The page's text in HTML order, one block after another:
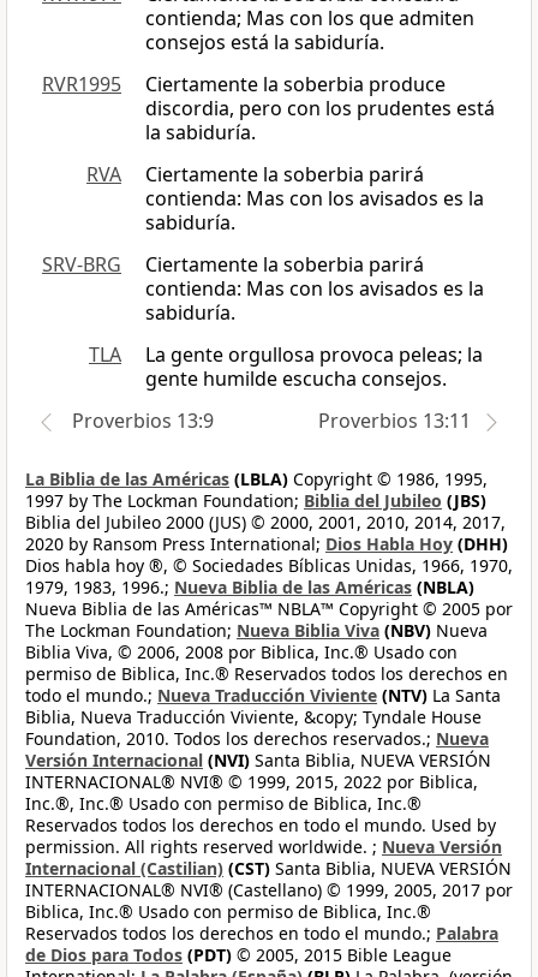
contienda; Mas con los que admiten
consejos está la sabiduría.
RVR1995
Ciertamente la soberbia produce
discordia, pero con los prudentes está
la sabiduría.
RVA
Ciertamente la soberbia parirá
contienda: Mas con los avisados es la
sabiduría.
SRV-BRG
Ciertamente la soberbia parirá
contienda: Mas con los avisados es la
sabiduría.
TLA
La gente orgullosa provoca peleas; la
gente humilde escucha consejos.
Proverbios 13:9
Proverbios 13:11
La Biblia de las Américas (LBLA) Copyright © 1986, 1995,
1997 by The Lockman Foundation; Biblia del Jubileo (JBS)
Biblia del Jubileo 2000 (JUS) © 2000, 2001, 2010, 2014, 2017,
2020 by Ransom Press International; Dios Habla Hoy (DHH)
Dios habla hoy ®, © Sociedades Bíblicas Unidas, 1966, 1970,
1979, 1983, 1996.; Nueva Biblia de las Américas (NBLA)
Nueva Biblia de las Américas™ NBLA™ Copyright © 2005 por
The Lockman Foundation; Nueva Biblia Viva (NBV) Nueva
Biblia Viva, © 2006, 2008 por Biblica, Inc.® Usado con
permiso de Biblica, Inc.® Reservados todos los derechos en
todo el mundo.; Nueva Traducción Viviente (NTV) La Santa
Biblia, Nueva Traducción Viviente, &copy; Tyndale House
Foundation, 2010. Todos los derechos reservados.; Nueva
Versión Internacional (NVI) Santa Biblia, NUEVA VERSIÓN
INTERNACIONAL® NVI® © 1999, 2015, 2022 por Biblica,
Inc.®, Inc.® Usado con permiso de Biblica, Inc.®
Reservados todos los derechos en todo el mundo. Used by
permission. All rights reserved worldwide. ; Nueva Versión
Internacional (Castilian) (CST) Santa Biblia, NUEVA VERSIÓN
INTERNACIONAL® NVI® (Castellano) © 1999, 2005, 2017 por
Biblica, Inc.® Usado con permiso de Biblica, Inc.®
Reservados todos los derechos en todo el mundo.; Palabra
de Dios para Todos (PDT) © 2005, 2015 Bible League